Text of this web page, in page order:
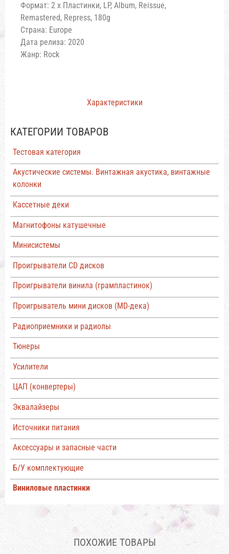
КАТЕГОРИИ ТОВАРОВ
Тестовая категория
Акустические системы. Винтажная акустика, винтажные
колонки
Кассетные деки
Магнитофоны катушечные
Минисистемы
Проигрыватели CD дисков
Проигрыватели винила (грампластинок)
Проигрыватель мини дисков (MD-дека)
Радиоприемники и радиолы
Тюнеры
Усилители
ЦАП (конвертеры)
Эквалайзеры
Источники питания
Аксессуары и запасные части
Б/У комплектующие
Виниловые пластинки
Характеристики
Формат: 2 x Пластинки, LP, Album, Reissue,
Remastered, Repress, 180g
Страна: Europe
Дата релиза: 2020
Жанр: Rock
ПОХОЖИЕ ТОВАРЫ